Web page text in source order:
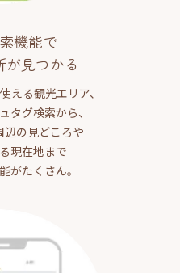
機能で
見つかる
える観光エリア、
タグ検索から、
辺の見どころや
現在地まで
がたくさん。